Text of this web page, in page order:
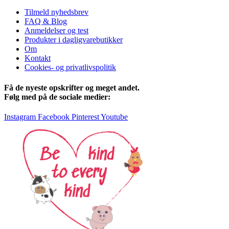
Tilmeld nyhedsbrev
FAQ & Blog
Anmeldelser og test
Produkter i dagligvarebutikker
Om
Kontakt
Cookies- og privatlivspolitik
Få de nyeste opskrifter og meget andet.
Følg med på de sociale medier:
Instagram Facebook PinterestYoutube